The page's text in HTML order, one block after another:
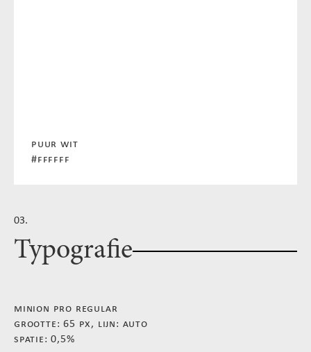
puur wit
#ffffff
03.
Typografie
minion pro regular
grootte: 65 px, lijn: auto
spatie: 0,5%